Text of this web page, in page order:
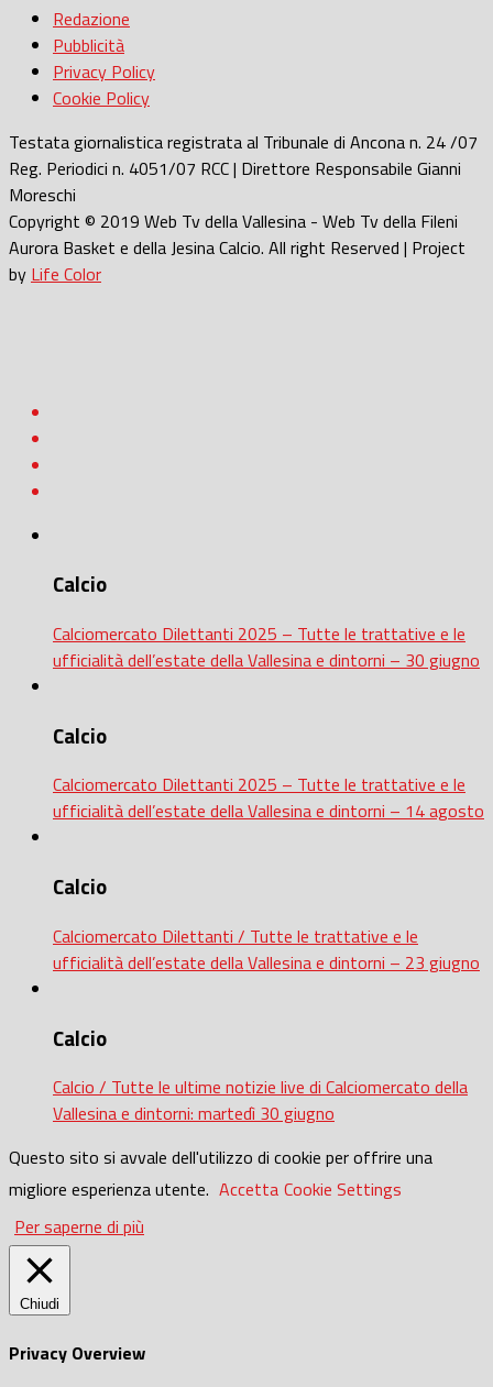
Redazione
Pubblicità
Privacy Policy
Cookie Policy
Testata giornalistica registrata al Tribunale di Ancona n. 24 /07
Reg. Periodici n. 4051/07 RCC | Direttore Responsabile Gianni
Moreschi
Copyright © 2019 Web Tv della Vallesina - Web Tv della Fileni
Aurora Basket e della Jesina Calcio. All right Reserved | Project
by Life Color
Calcio
Calciomercato Dilettanti 2025 – Tutte le trattative e le
ufficialità dell’estate della Vallesina e dintorni – 30 giugno
Calcio
Calciomercato Dilettanti 2025 – Tutte le trattative e le
ufficialità dell’estate della Vallesina e dintorni – 14 agosto
Calcio
Calciomercato Dilettanti / Tutte le trattative e le
ufficialità dell’estate della Vallesina e dintorni – 23 giugno
Calcio
Calcio / Tutte le ultime notizie live di Calciomercato della
Vallesina e dintorni: martedì 30 giugno
Questo sito si avvale dell'utilizzo di cookie per offrire una
migliore esperienza utente. Accetta Cookie Settings
Per saperne di più
Chiudi
Privacy Overview